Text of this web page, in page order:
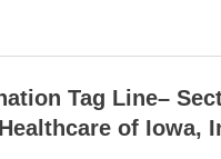
Tag Line–
of Iowa,